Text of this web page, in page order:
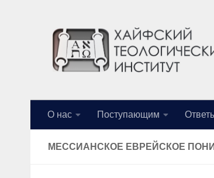
О нас Поступающим
МЕССИАНСКОЕ ЕВРЕЙСКОЕ